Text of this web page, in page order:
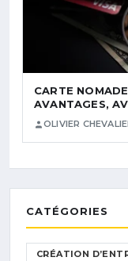
CARTE
AVANTAGES,
OLIVIER
CATÉGORIES
CRÉATION